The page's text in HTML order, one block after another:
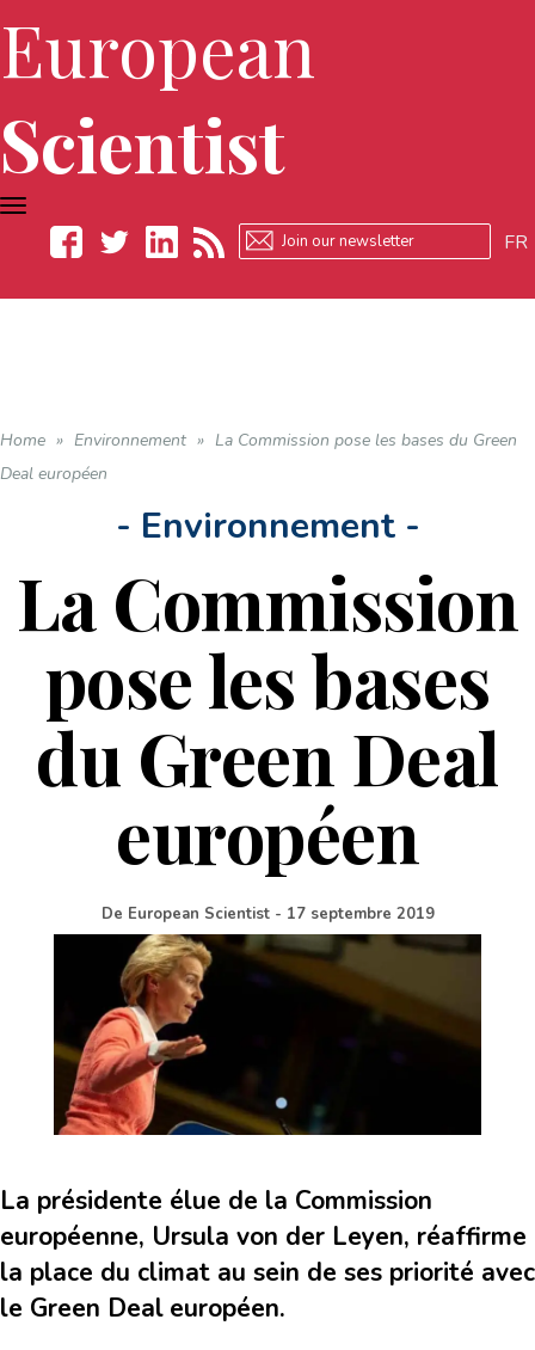
European
Scientist
FR
TOGGLE
NAVIGATION
Home » Environnement » La Commission pose les bases du Green
Deal européen
- Environnement -
La Commission
pose les bases
du Green Deal
européen
De European Scientist - 17 septembre 2019
La présidente élue de la Commission
européenne, Ursula von der Leyen, réaffirme
la place du climat au sein de ses priorité avec
le Green Deal européen.